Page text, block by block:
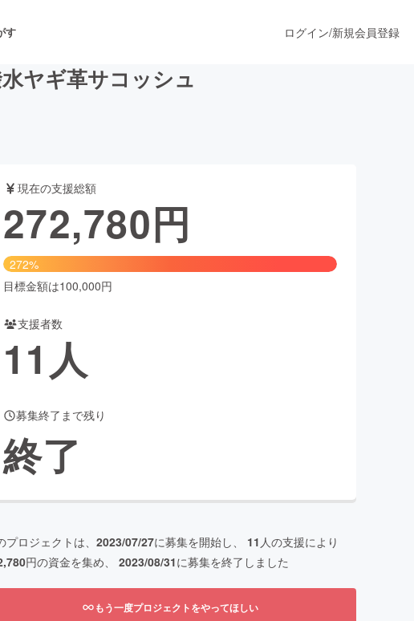
す
マンス
ファッション
ヘルスケア
ログイン/新規会員登録
ヤギ革サコッシュ
現在の支援総額
272,780円
272%
目標金額は100,000円
支援者数
11 人
募集終了まで残り
終了
プロジェクトは、 2023/07/27に募集を開始し、 11 人の支援により
円の資金を集め、 2023/08/31に募集を終了しました
もう一度プロジェクトをやってほしい